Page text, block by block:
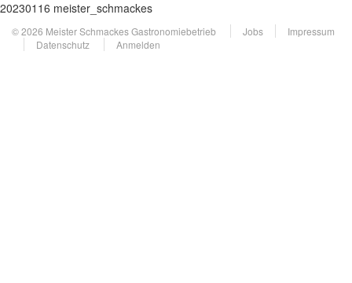
20230116 meister_schmackes
© 2026 Meister Schmackes Gastronomiebetrieb Jobs
Impressum
Datenschutz
Anmelden